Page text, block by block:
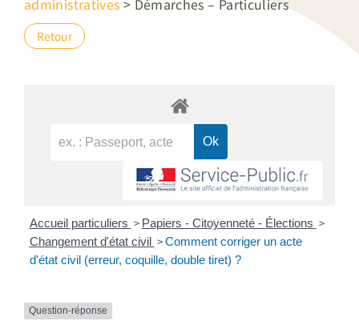
administratives > Démarches – Particuliers
Retour
Accueil particuliers > Papiers - Citoyenneté - Élections >
Changement d'état civil > Comment corriger un acte
d'état civil (erreur, coquille, double tiret) ?
Question-réponse